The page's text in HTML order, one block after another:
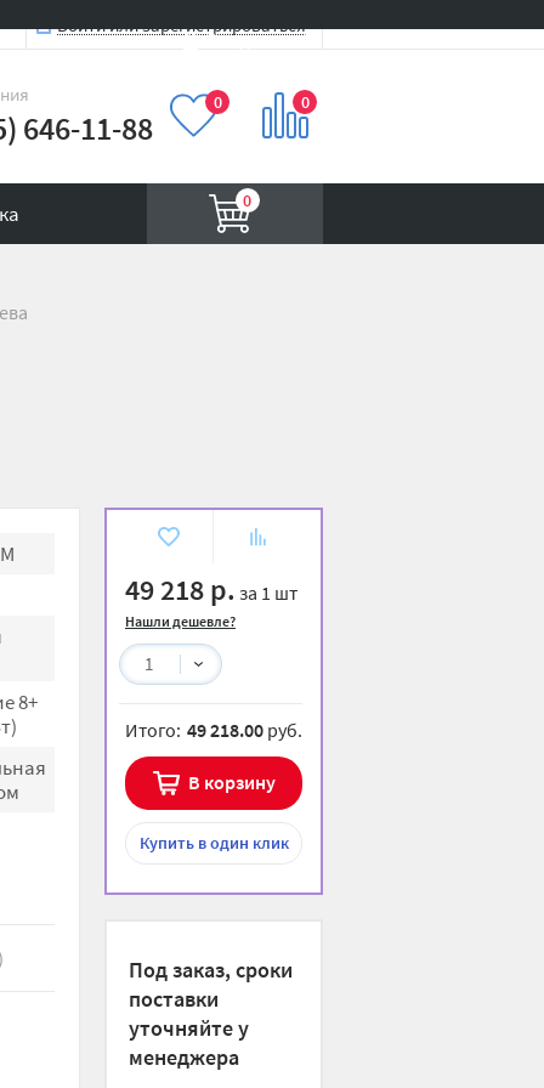
Войти или зарегистрироваться
646-11-88
0 0
0
Вход на сайт
49 218 р. за 1 шт
Нашли дешевле?
1
Итого: 49 218.00 руб.
В корзину
Купитьв один клик
Под заказ, сроки
поставки
уточняйте у
менеджера
8+